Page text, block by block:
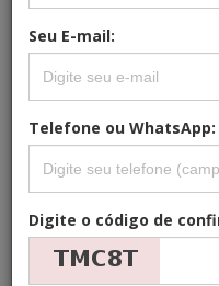
REFERÊNCIA: CA-0001
CASA 2
CIDADE DIVISA
Seu E-mail:
Telefone ou WhatsApp:
Digite o código de